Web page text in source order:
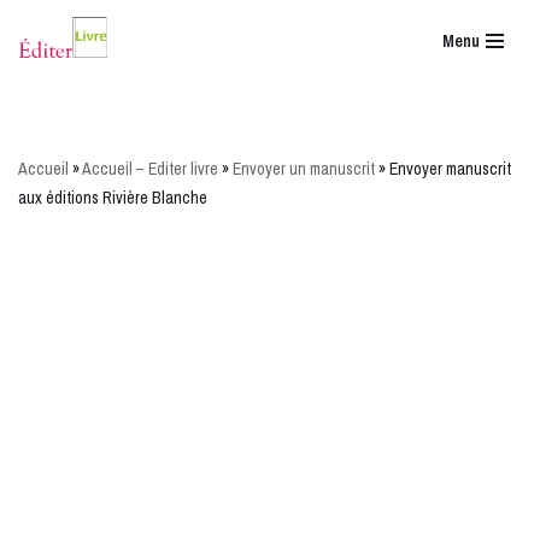
Aller
Menu
Accueil »Accueil – Editer livre »Envoyer un manuscrit»Envoyer manuscrit
aux éditions Rivière Blanche